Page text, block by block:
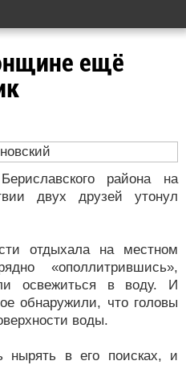
ещё
района на
двух друзей утонул
отдыхала на местном
«ополлитрившись»,
освежиться в воду. И
обнаружили, что головы
воды.
нырять в его поисках, и